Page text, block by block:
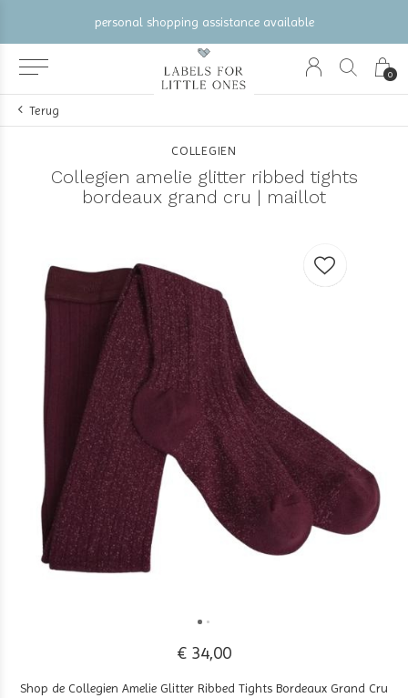
0
personal shopping assistance available
Terug
COLLEGIEN
Collegien amelie glitter ribbed tights
bordeaux grand cru | maillot
€ 34,00
Shop de Collegien Amelie Glitter Ribbed Tights Bordeaux Grand Cru